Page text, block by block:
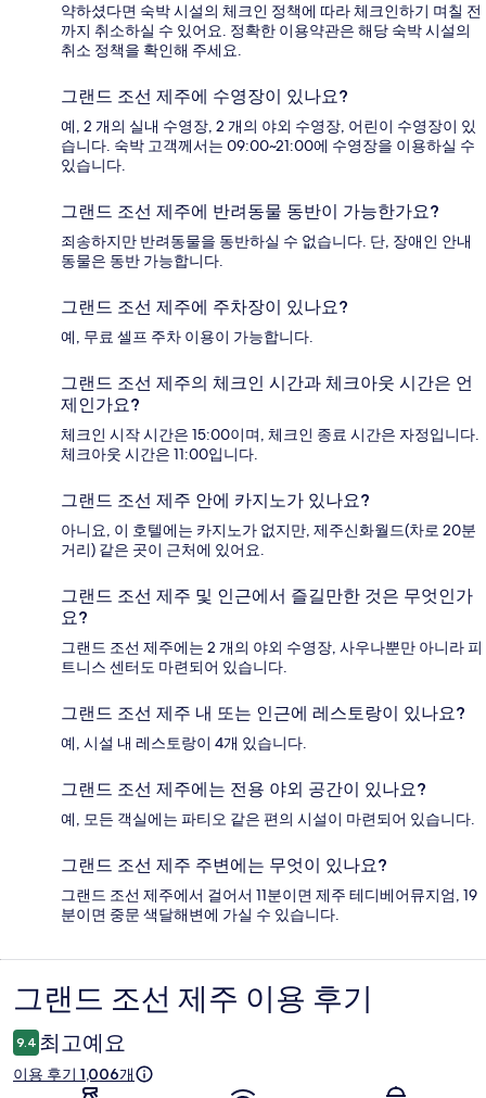
약하셨다면 숙박 시설의 체크인 정책에 따라 체크인하기 며칠 전
까지 취소하실 수 있어요. 정확한 이용약관은 해당 숙박 시설의
취소 정책을 확인해 주세요.
그랜드 조선 제주에 수영장이 있나요?
예, 2 개의 실내 수영장, 2 개의 야외 수영장, 어린이 수영장이 있
습니다. 숙박 고객께서는 09:00~21:00에 수영장을 이용하실 수
있습니다.
그랜드 조선 제주에 반려동물 동반이 가능한가요?
죄송하지만 반려동물을 동반하실 수 없습니다. 단, 장애인 안내
동물은 동반 가능합니다.
그랜드 조선 제주에 주차장이 있나요?
예, 무료 셀프 주차 이용이 가능합니다.
그랜드 조선 제주의 체크인 시간과 체크아웃 시간은 언
제인가요?
체크인 시작 시간은 15:00이며, 체크인 종료 시간은 자정입니다.
체크아웃 시간은 11:00입니다.
그랜드 조선 제주 안에 카지노가 있나요?
아니요, 이 호텔에는 카지노가 없지만, 제주신화월드(차로 20분
거리) 같은 곳이 근처에 있어요.
그랜드 조선 제주 및 인근에서 즐길만한 것은 무엇인가
요?
그랜드 조선 제주에는 2 개의 야외 수영장, 사우나뿐만 아니라 피
트니스 센터도 마련되어 있습니다.
그랜드 조선 제주 내 또는 인근에 레스토랑이 있나요?
예, 시설 내 레스토랑이 4개 있습니다.
그랜드 조선 제주에는 전용 야외 공간이 있나요?
예, 모든 객실에는 파티오 같은 편의 시설이 마련되어 있습니다.
그랜드 조선 제주 주변에는 무엇이 있나요?
그랜드 조선 제주에서 걸어서 11분이면 제주 테디베어뮤지엄, 19
분이면 중문 색달해변에 가실 수 있습니다.
이
용
후
그랜드 조선 제주 이용 후기
9.4 최고예요
이용 후기 1,006개